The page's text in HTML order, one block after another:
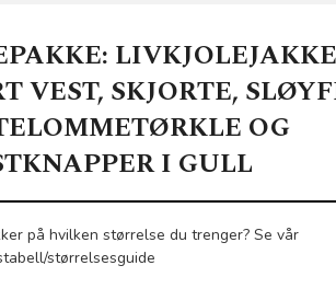
VEST, SKJORTE,
OG
I GULL
på hvilken størrelse du trenger? Se vår
størrelsesguide